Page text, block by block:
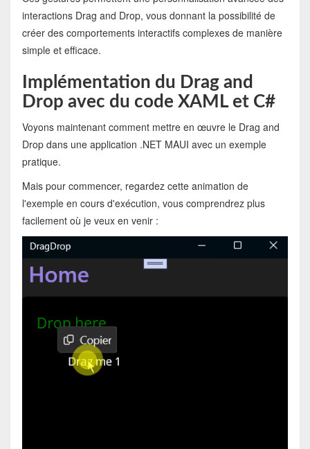
interactions Drag and Drop, vous donnant la possibilité de
créer des comportements interactifs complexes de manière
simple et efficace.
Implémentation du Drag and
Drop avec du code XAML et C#
Voyons maintenant comment mettre en œuvre le Drag and
Drop dans une application .NET MAUI avec un exemple
pratique.
Mais pour commencer, regardez cette animation de
l'exemple en cours d'exécution, vous comprendrez plus
facilement où je veux en venir :